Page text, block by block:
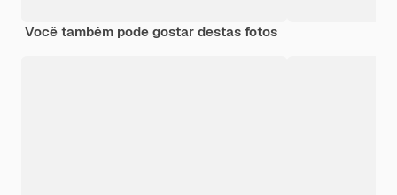
Você também pode gostar destas fotos